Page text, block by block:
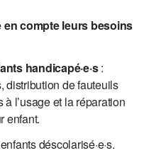
compte leurs besoins
handicapé·e·s:
distribution de fauteuils
l’usage et la réparation
enfant.
déscolarisé·e·s.